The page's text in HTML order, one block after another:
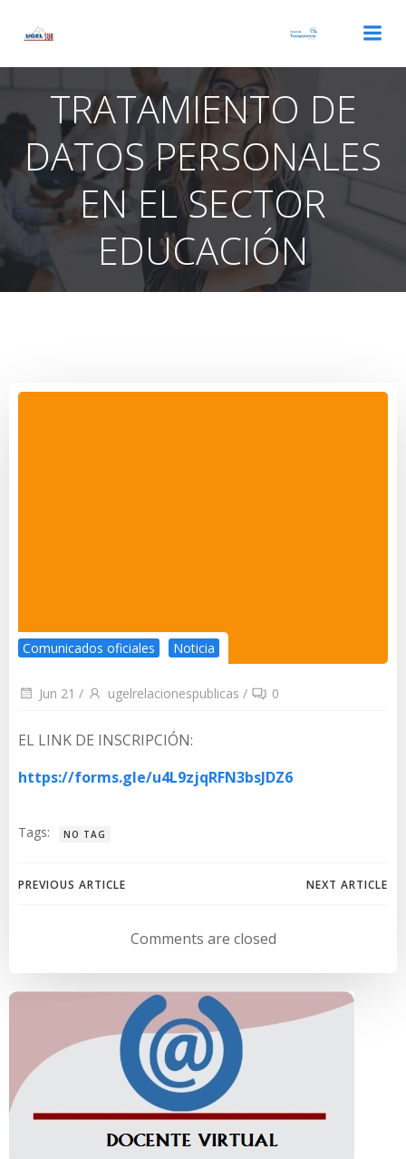
TRATAMIENTO DE
DATOS PERSONALES
EN EL SECTOR
EDUCACIÓN
Comunicados oficiales Noticia
Jun 21 / ugelrelacionespublicas / 0
EL LINK DE INSCRIPCIÓN:
https://forms.gle/u4L9zjqRFN3bsJDZ6
Tags: NO TAG
Navegación
entradas
PREVIOUS ARTICLE
Navegación
de
entradas
NEXT ARTICLE
Comments are closed